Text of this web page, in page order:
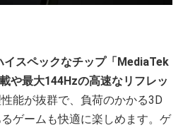
イスペックなチップ「MediaTek
や最大144Hzの高速なリフレッ
能が抜群で、負荷のかかる3D
ゲームも快適に楽しめます。ゲ